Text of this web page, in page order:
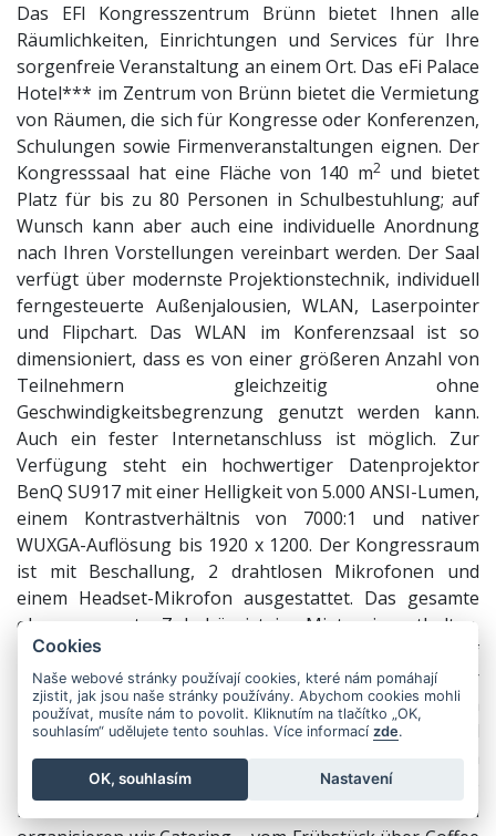
Das EFI Kongresszentrum Brünn bietet Ihnen alle
Räumlichkeiten, Einrichtungen und Services für Ihre
sorgenfreie Veranstaltung an einem Ort. Das eFi Palace
Hotel*** im Zentrum von Brünn bietet die Vermietung
von Räumen, die sich für Kongresse oder Konferenzen,
Schulungen sowie Firmenveranstaltungen eignen. Der
Kongresssaal hat eine Fläche von 140 m2 und bietet
Platz für bis zu 80 Personen in Schulbestuhlung; auf
Wunsch kann aber auch eine individuelle Anordnung
nach Ihren Vorstellungen vereinbart werden. Der Saal
verfügt über modernste Projektionstechnik, individuell
ferngesteuerte Außenjalousien, WLAN, Laserpointer
und Flipchart. Das WLAN im Konferenzsaal ist so
dimensioniert, dass es von einer größeren Anzahl von
Teilnehmern gleichzeitig ohne
Geschwindigkeitsbegrenzung genutzt werden kann.
Auch ein fester Internetanschluss ist möglich. Zur
Verfügung steht ein hochwertiger Datenprojektor
BenQ SU917 mit einer Helligkeit von 5.000 ANSI-Lumen,
einem Kontrastverhältnis von 7000:1 und nativer
WUXGA-Auflösung bis 1920 x 1200. Der Kongressraum
ist mit Beschallung, 2 drahtlosen Mikrofonen und
einem Headset-Mikrofon ausgestattet. Das gesamte
oben genannte Zubehör ist im Mietpreis enthalten.
Direkt am EFI Kongresszentrum können Sie auf
unserem bewachten Parkplatz im Innenhof parken. Der
Zugang zum Kongressbereich erfolgt direkt vom
Parkplatz ohne Aufzug, für maximalen Komfort und
Bequemlichkeit. Im Hotelrestaurant Stará Tkalcovna
kann das gesamte Restaurant gemietet werden, das so
Platz für bis zu 94 Personen bietet. Selbstverständlich
Cookies
Naše webové stránky používají cookies, které nám pomáhají
zjistit, jak jsou naše stránky používány. Abychom cookies mohli
používat, musíte nám to povolit. Kliknutím na tlačítko „OK,
souhlasím“ udělujete tento souhlas. Více informací zde.
OK, souhlasím Nastavení